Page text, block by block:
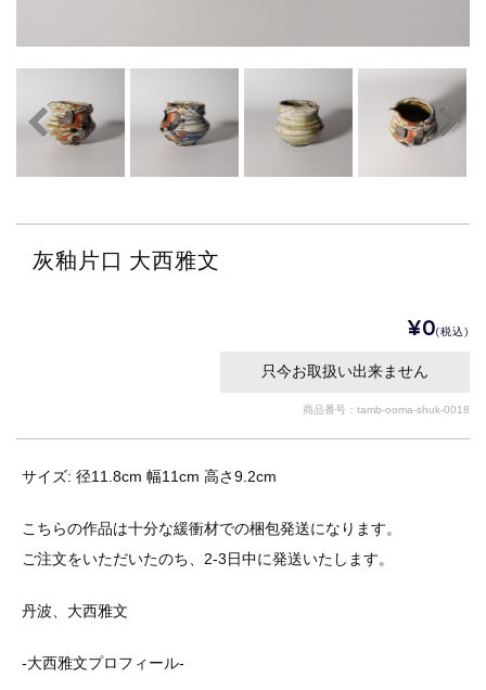
灰釉片口 大西雅文
¥0(税込)
只今お取扱い出来ません
商品番号：tamb-ooma-shuk-0018
サイズ: 径11.8cm 幅11cm 高さ9.2cm
こちらの作品は十分な緩衝材での梱包発送になります。
ご注文をいただいたのち、2-3日中に発送いたします。
丹波、大西雅文
-大西雅文プロフィール-